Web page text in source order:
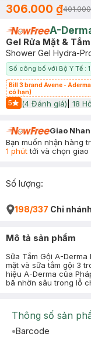
306.000 ₫
A-
Gel Rửa Mặt &
Shower Gel Hydra-
Số công bố với Bộ Y Tế :
Bill 3 brand Avene -
có hạn)
5
Start Icon
(4 Đánh giá) 18
Giao
Bạn muốn nhận hàng
1 phúttới và chọn giao
Số lượng:
198/337 Chi nhánh
Mô tả sản phẩm
Sữa Tắm Gội A-
mặt và sữa tắm gội 3
hiệu A-Derma của
bã nhờn sâu trong lỗ
Thông số sản
Barcode